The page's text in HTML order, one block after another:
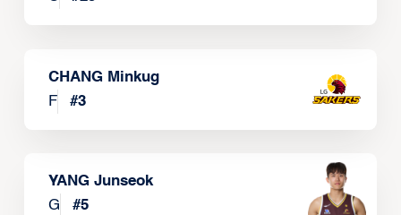
CHANG Minkug
F
#3
YANG Junseok
G
#5